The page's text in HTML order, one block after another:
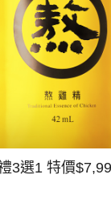
3選1 特價